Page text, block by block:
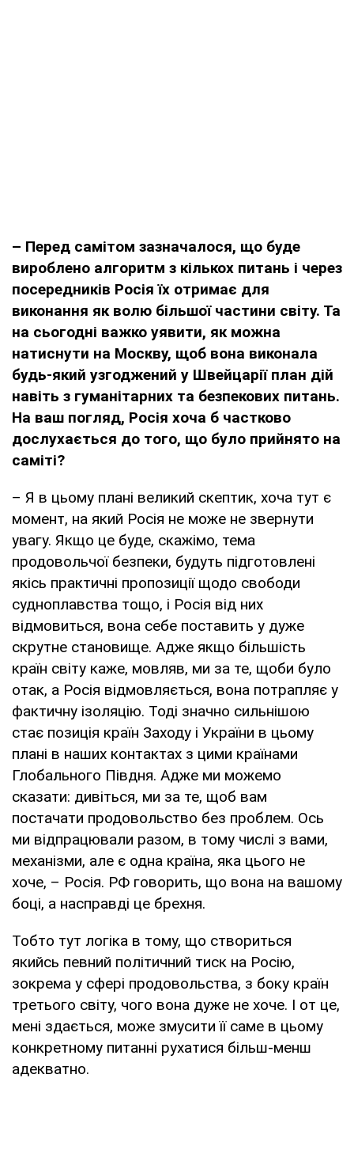
– Перед самітом зазначалося, що буде
вироблено алгоритм з кількох питань і через
посередників Росія їх отримає для
виконання як волю більшої частини світу. Та
на сьогодні важко уявити, як можна
натиснути на Москву, щоб вона виконала
будь-який узгоджений у Швейцарії план дій
навіть з гуманітарних та безпекових питань.
На ваш погляд, Росія хоча б частково
дослухається до того, що було прийнято на
саміті?
– Я в цьому плані великий скептик, хоча тут є
момент, на який Росія не може не звернути
увагу. Якщо це буде, скажімо, тема
продовольчої безпеки, будуть підготовлені
якісь практичні пропозиції щодо свободи
судноплавства тощо, і Росія від них
відмовиться, вона себе поставить у дуже
скрутне становище. Адже якщо більшість
країн світу каже, мовляв, ми за те, щоби було
отак, а Росія відмовляється, вона потрапляє у
фактичну ізоляцію. Тоді значно сильнішою
стає позиція країн Заходу і України в цьому
плані в наших контактах з цими країнами
Глобального Півдня. Адже ми можемо
сказати: дивіться, ми за те, щоб вам
постачати продовольство без проблем. Ось
ми відпрацювали разом, в тому числі з вами,
механізми, але є одна країна, яка цього не
хоче, – Росія. РФ говорить, що вона на вашому
боці, а насправді це брехня.
Тобто тут логіка в тому, що створиться
якийсь певний політичний тиск на Росію,
зокрема у сфері продовольства, з боку країн
третього світу, чого вона дуже не хоче. І от це,
мені здається, може змусити її саме в цьому
конкретному питанні рухатися більш-менш
адекватно.